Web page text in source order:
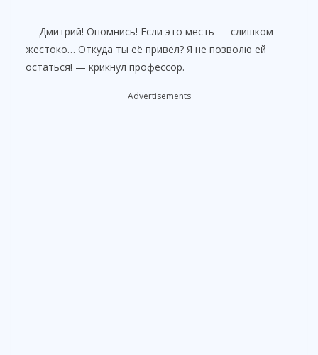
— Дмитрий! Опомнись! Если это месть — слишком
жестоко… Откуда ты её привёл? Я не позволю ей
остаться! — крикнул профессор.
Advertisements